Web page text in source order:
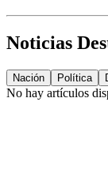
Noticias
Nación Política
No hay artículos